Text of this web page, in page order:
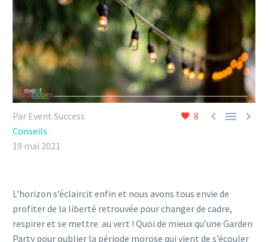
8   
Par Event Success
Conseils
19 mai 2021
L’horizon s’éclaircit enfin et nous avons tous envie de
profiter de la liberté retrouvée pour changer de cadre,
respirer et se mettre au vert ! Quoi de mieux qu’une Garden
Party pour oublier la période morose qui vient de s’écouler